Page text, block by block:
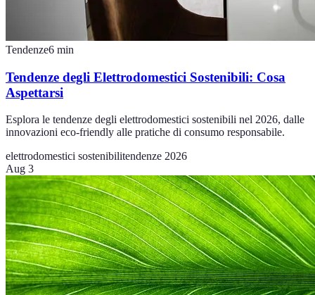
Tendenze6 min
Tendenze degli Elettrodomestici Sostenibili: Cosa
Aspettarsi
Esplora le tendenze degli elettrodomestici sostenibili nel 2026, dalle
innovazioni eco-friendly alle pratiche di consumo responsabile.
elettrodomestici sostenibilitendenze 2026
Aug 3